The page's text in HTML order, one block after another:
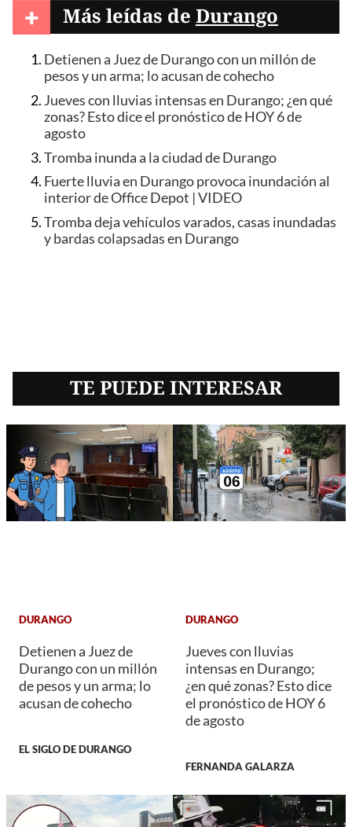
+ Más leídas de Durango
Detienen a Juez de Durango con un millón de
pesos y un arma; lo acusan de cohecho
Jueves con lluvias intensas en Durango; ¿en qué
zonas? Esto dice el pronóstico de HOY 6 de
agosto
Tromba inunda a la ciudad de Durango
Fuerte lluvia en Durango provoca inundación al
interior de Office Depot | VIDEO
Tromba deja vehículos varados, casas inundadas
y bardas colapsadas en Durango
TE PUEDE INTERESAR
DURANGO
Detienen a Juez de
Durango con un millón
de pesos y un arma; lo
acusan de cohecho
EL SIGLO DE DURANGO
DURANGO
Jueves con lluvias
intensas en Durango;
¿en qué zonas? Esto dice
el pronóstico de HOY 6
de agosto
FERNANDA GALARZA